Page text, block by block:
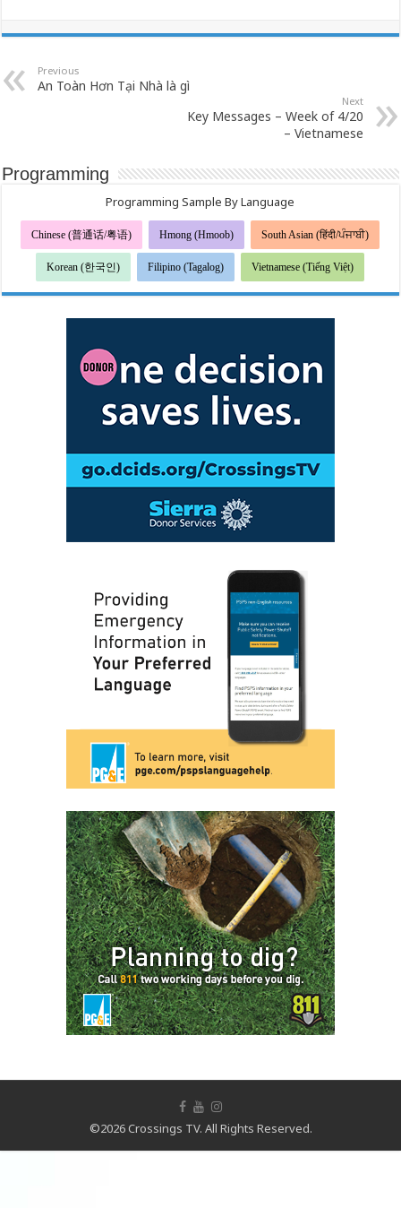
Previous
An Toàn Hơn Tại Nhà là gì
Next
Key Messages – Week of 4/20
– Vietnamese
Programming
Programming Sample By Language
Chinese (普通话/粤语) Hmong (Hmoob) South Asian (हिंदी/ਪੰਜਾਬੀ)
Korean (한국인) Filipino (Tagalog) Vietnamese (Tiếng Việt)
©2026 Crossings TV. All Rights Reserved.